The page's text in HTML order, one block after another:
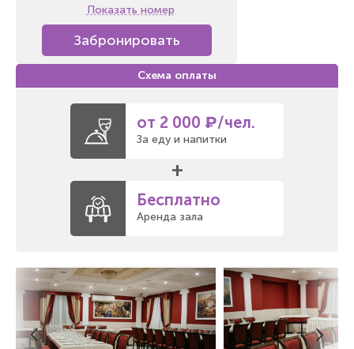
от 2 000 ₽/чел.
За еду и напитки
+
Бесплатно
Аренда зала
Показать номер
Забронировать